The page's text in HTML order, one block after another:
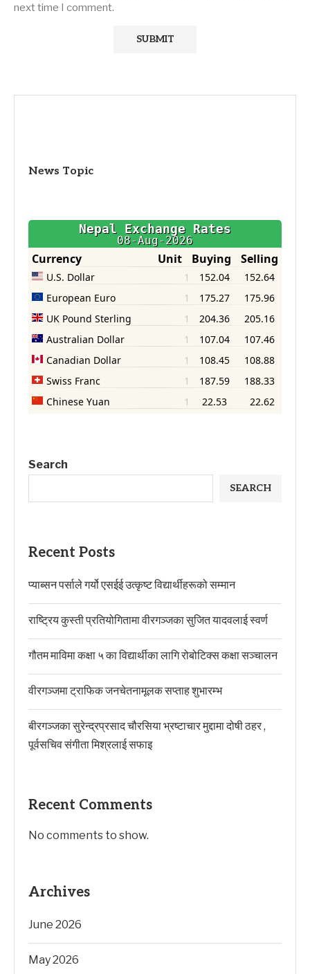
next time I comment.
News Topic
Search
SEARCH
Recent Posts
प्याब्सन पर्साले गर्यो एसईई उत्कृष्ट विद्यार्थीहरूको सम्मान
राष्ट्रिय कुस्ती प्रतियोगितामा वीरगञ्जका सुजित यादवलाई स्वर्ण
गौतम माविमा कक्षा ५ का विद्यार्थीका लागि रोबोटिक्स कक्षा सञ्चालन
वीरगञ्जमा ट्राफिक जनचेतनामूलक सप्ताह शुभारम्भ
बीरगञ्जका सुरेन्द्रप्रसाद चौरसिया भ्रष्टाचार मुद्दामा दोषी ठहर ,
पूर्वसचिव संगीता मिश्रलाई सफाइ
Recent Comments
No comments to show.
Archives
June 2026
May 2026